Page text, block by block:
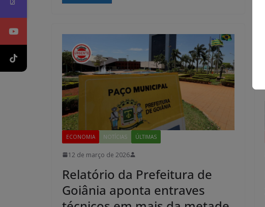
ECONOMIA NOTÍCIAS ÚLTIMAS
12 de março de 2026
Relatório da Prefeitura de
Goiânia aponta entraves